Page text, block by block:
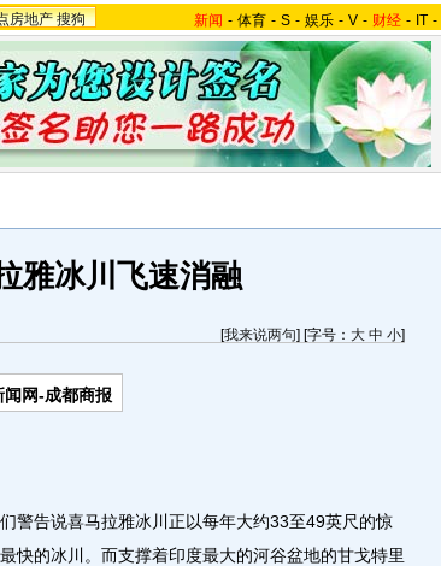
房地产 搜狗 新闻 - 体育 - S - 娱乐 - V - 财经 - IT -
雅冰川飞速消融
[我来说两句] [字号： 大 中 小]
网-成都商报
告说喜马拉雅冰川正以每年大约33至49英尺的惊
快的冰川。而支撑着印度最大的河谷盆地的甘戈特里